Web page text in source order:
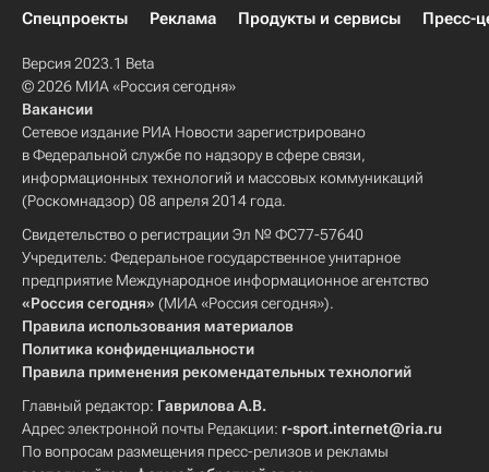
Спецпроекты
Реклама Продукты и сервисы Пресс-
Версия 2023.1 Beta
© 2026 МИА «Россия сегодня»
Вакансии
Сетевое издание РИА Новости зарегистрировано
в Федеральной службе по надзору в сфере связи,
информационных технологий и массовых коммуникаций
(Роскомнадзор) 08 апреля 2014 года.
Свидетельство о регистрации Эл № ФС77-57640
Учредитель: Федеральное государственное унитарное
предприятие Международное информационное агентство
«Россия сегодня» (МИА «Россия сегодня»).
Правила использования материалов
Политика конфиденциальности
Правила применения рекомендательных технологий
Главный редактор: Гаврилова А.В.
Адрес электронной почты Редакции: r-sport.internet@ria.ru
По вопросам размещения пресс-релизов и рекламы